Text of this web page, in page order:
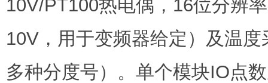
10V/PT100热电偶，16位分辨
10V，用于变频器给定）及温
多种分度号）。单个模块IO点